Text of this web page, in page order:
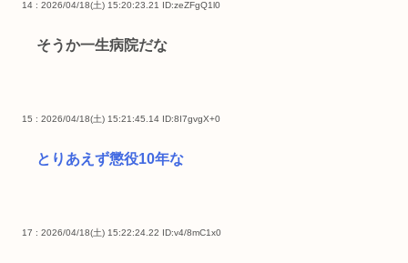
14 : 2026/04/18(土) 15:20:23.21 ID:zeZFgQ1l0
そうか一生病院だな
15 : 2026/04/18(土) 15:21:45.14 ID:8I7gvgX+0
とりあえず懲役10年な
17 : 2026/04/18(土) 15:22:24.22 ID:v4/8mC1x0